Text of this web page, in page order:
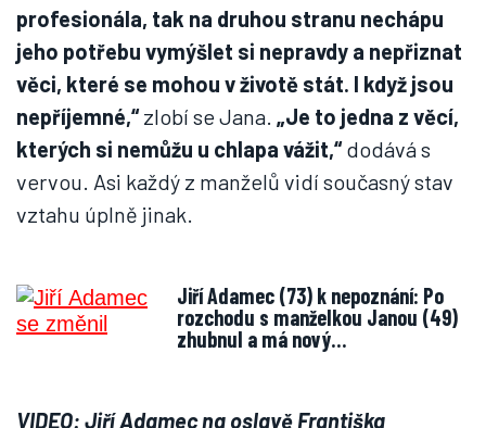
profesionála, tak na druhou stranu nechápu
jeho potřebu vymýšlet si nepravdy a nepřiznat
věci, které se mohou v životě stát. I když jsou
nepříjemné,“zlobí se Jana. „Je to jedna z věcí,
kterých si nemůžu u chlapa vážit,“dodává s
vervou. Asi každý z manželů vidí současný stav
vztahu úplně jinak.
Jiří Adamec (73) k nepoznání: Po
rozchodu s manželkou Janou (49)
zhubnul a má nový…
VIDEO: Jiří Adamec na oslavě Františka